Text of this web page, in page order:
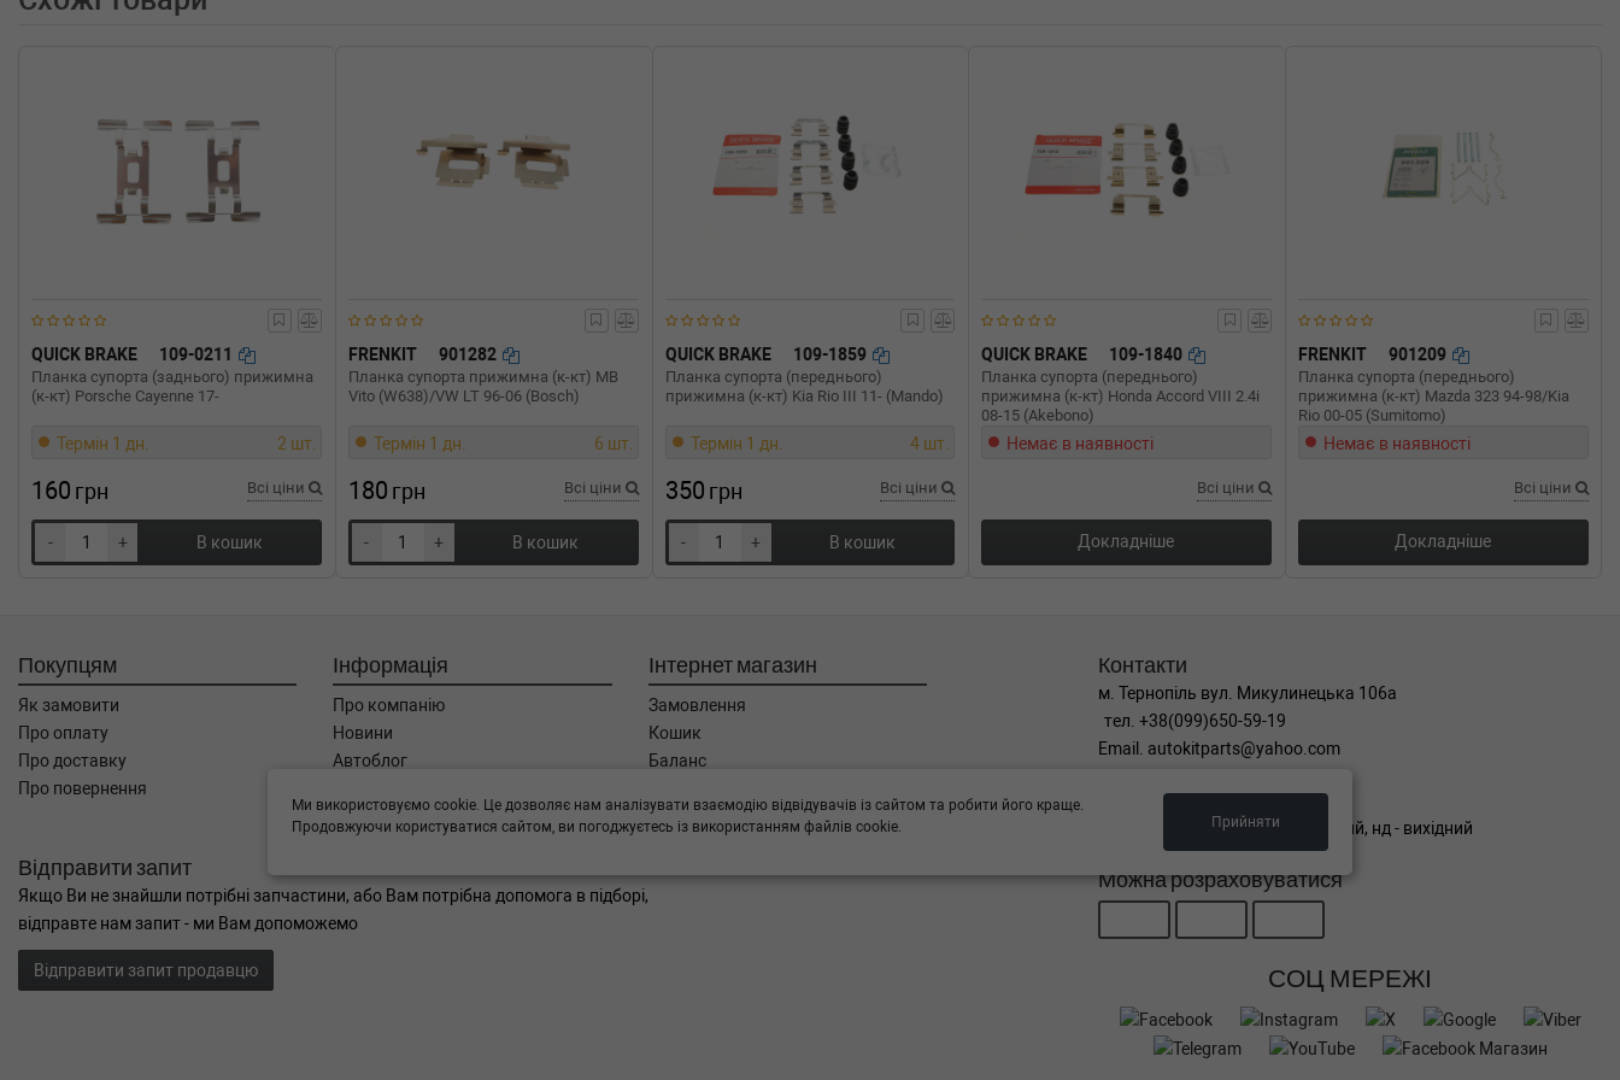
OPEL
1.0 (2015-н.в.) 0 л.с. (2015-06-01-) (Тип: , Об'єм: 77cc, Потужність: 0HP)
QUICK BRAKE 109-0211
Планка супорта (заднього) прижимна
(к-кт) Porsche Cayenne 17-
Термін 1 дн. 2 шт.
160 грн Всі ціни
- + В кошик
FRENKIT 901282
Планка супорта прижимна (к-кт) MB
Vito (W638)/VW LT 96-06 (Bosch)
Термін 1 дн. 6 шт.
180 грн Всі ціни
- + В кошик
QUICK BRAKE 109-1859
Планка супорта (переднього)
прижимна (к-кт) Kia Rio III 11- (Mando)
Термін 1 дн. 4 шт.
350 грн Всі ціни
- + В кошик
QUICK BRAKE 109-1840
Планка супорта (переднього)
прижимна (к-кт) Honda Accord VIII 2.4i
08-15 (Akebono)
Немає в наявності
Всі ціни
Докладніше
FRENKIT 901209
Планка супорта (переднього)
прижимна (к-кт) Mazda 323 94-98/Kia
Rio 00-05 (Sumitomo)
Немає в наявності
Всі ціни
Докладніше
Покупцям
Як замовити
Про оплату
Про доставку
Про повернення
Інформація
Про компанію
Новини
Автоблог
Контакти
Інтернет магазин
Замовлення
Кошик
Баланс
Бренди
Відправити запит
Якщо Ви не знайшли потрібні запчастини, або Вам потрібна допомога в підборі,
відправте нам запит - ми Вам допоможемо
Відправити запит продавцю
Контакти
м. Тернопіль вул. Микулинецька 106а
тел. +38(099)650-59-19
Email. autokitparts@yahoo.com
Графік роботи
пн-пт з 9:00 до 17:00, сб - вихідний, нд - вихідний
Можна розраховуватися
СОЦ МЕРЕЖІ
Ми використовуємо cookie. Це дозволяє нам аналізувати взаємодію відвідувачів із сайтом та робити його краще.
Продовжуючи користуватися сайтом, ви погоджуєтесь із використанням файлів cookie.
Прийняти